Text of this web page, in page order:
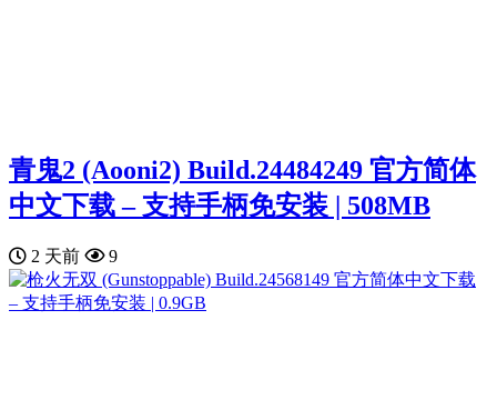
青鬼2 (Aooni2) Build.24484249 官方简体
中文下载 – 支持手柄免安装 | 508MB
2 天前 9